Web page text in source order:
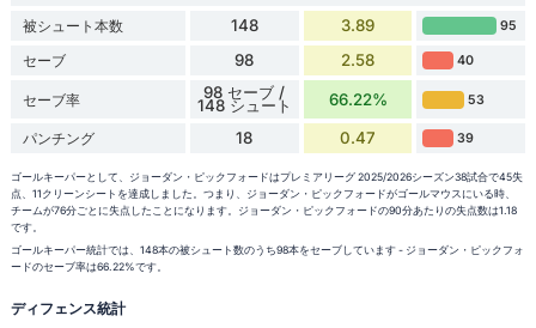
被シュート本数
148 3.89 95
セーブ 98 2.58 40
セーブ率 98 セーブ /
148 シュート 66.22% 53
パンチング 18 0.47 39
ゴールキーパーとして、ジョーダン・ピックフォードはプレミアリーグ 2025/2026シーズン38試合で45失
点、11クリーンシートを達成しました。つまり、ジョーダン・ピックフォードがゴールマウスにいる時、
チームが76分ごとに失点したことになります。ジョーダン・ピックフォードの90分あたりの失点数は1.18
です。
ゴールキーパー統計では、148本の被シュート数のうち98本をセーブしています - ジョーダン・ピックフォ
ードのセーブ率は66.22%です。
ディフェンス統計